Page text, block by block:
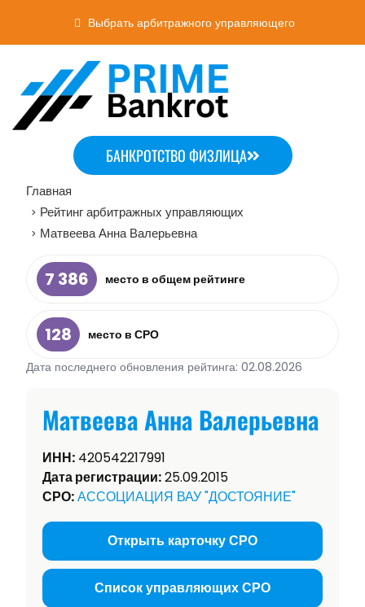
Выбрать арбитражного управляющего
БАНКРОТСТВО ФИЗЛИЦА
Главная
> Рейтинг арбитражных управляющих
> Матвеева Анна Валерьевна
7 386 место в общем рейтинге
128
место в СРО
Дата последнего обновления рейтинга: 02.08.2026
Матвеева Анна Валерьевна
ИНН: 420542217991
Дата регистрации:25.09.2015
СРО:АССОЦИАЦИЯ ВАУ "ДОСТОЯНИЕ"
Открыть карточку СРО
Список управляющих СРО